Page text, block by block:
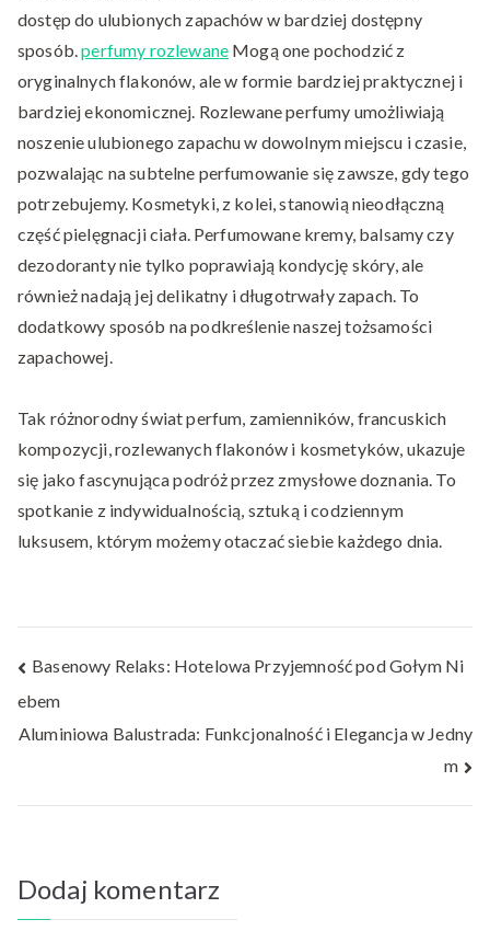
dostęp do ulubionych zapachów w bardziej dostępny
sposób.perfumy rozlewane Mogą one pochodzić z
oryginalnych flakonów, ale w formie bardziej praktycznej i
bardziej ekonomicznej. Rozlewane perfumy umożliwiają
noszenie ulubionego zapachu w dowolnym miejscu i czasie,
pozwalając na subtelne perfumowanie się zawsze, gdy tego
potrzebujemy. Kosmetyki, z kolei, stanowią nieodłączną
część pielęgnacji ciała. Perfumowane kremy, balsamy czy
dezodoranty nie tylko poprawiają kondycję skóry, ale
również nadają jej delikatny i długotrwały zapach. To
dodatkowy sposób na podkreślenie naszej tożsamości
zapachowej.
Tak różnorodny świat perfum, zamienników, francuskich
kompozycji, rozlewanych flakonów i kosmetyków, ukazuje
się jako fascynująca podróż przez zmysłowe doznania. To
spotkanie z indywidualnością, sztuką i codziennym
luksusem, którym możemy otaczać siebie każdego dnia.
Nawigacja
wpisu
Basenowy Relaks: Hotelowa Przyjemność pod Gołym Ni
ebem
Aluminiowa Balustrada: Funkcjonalność i Elegancja w Jedny
m
Dodaj komentarz